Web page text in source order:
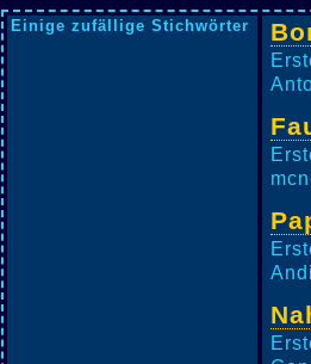
Einige zufällige Stichwörter